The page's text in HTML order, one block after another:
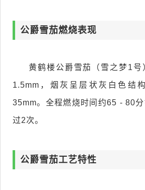
公爵雪茄燃烧表现
黄鹤楼公爵雪茄（雪之梦1号
1.5mm，烟灰呈层状灰白色结
35mm。全程燃烧时间约65 - 80
过2次。
公爵雪茄工艺特性